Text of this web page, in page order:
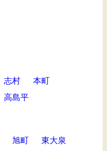
志村
本町
高島平
旭町
東大泉